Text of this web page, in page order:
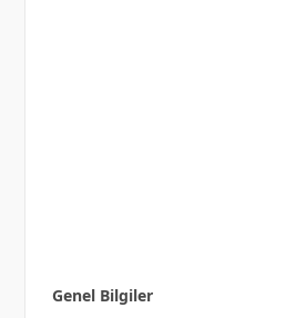
Genel Bilgiler